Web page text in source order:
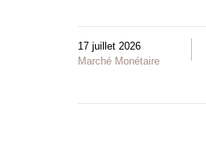
17 juillet 2026
Marché Monétaire